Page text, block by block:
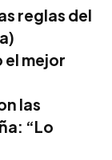
reglas del
mejor
las
“Lo